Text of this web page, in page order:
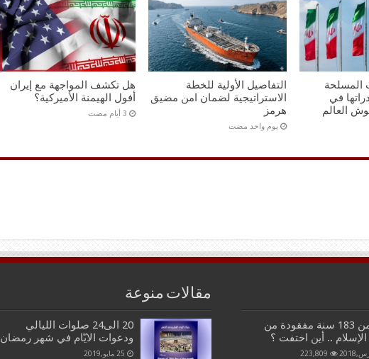
المسلحة
في
العالم
التفاصيل الأولية للخطة
الاستراتيجية لضمان امن مضيق
هرمز
‏يوم واحد مضت
هل تكشف المواجهة مع إيران
أفول الهيمنة الأميركية؟
اكثر من 183 سنة مفقودة من
الإسلام .. أين اختفت ؟
223,809
مقالات منوعة
20 الى24 صلوات الليالي
ودعوات الايّام في شهر رمضان
25 مايو,2019